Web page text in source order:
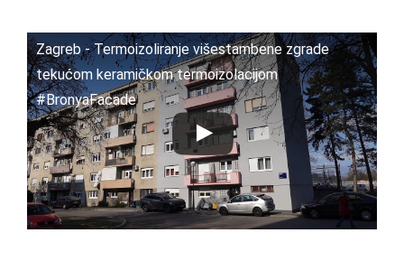
Zagreb - Termoizoliranje višestambene zgrade
tekućom keramičkom termoizolacijom
#BronyaFacade